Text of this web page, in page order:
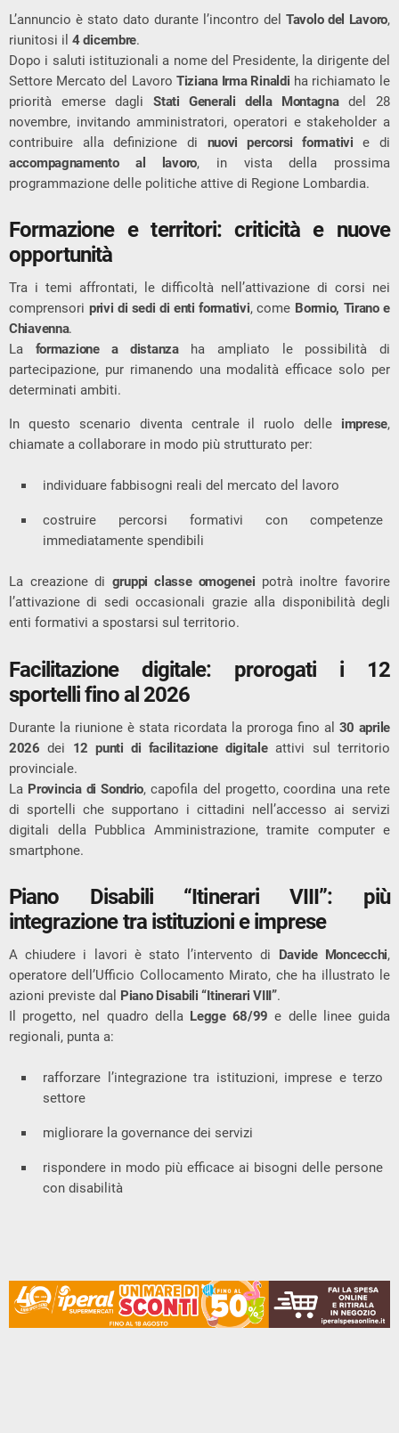
L’annuncio è stato dato durante l’incontro delTavolo del Lavoro,
riunitosi il 4 dicembre.
Dopo i saluti istituzionali a nome del Presidente, la dirigente del
Settore Mercato del Lavoro Tiziana Irma Rinaldi ha richiamato le
priorità emerse dagliStati Generali della Montagnadel 28
novembre, invitando amministratori, operatori e stakeholder a
contribuire alla definizione di nuovi percorsi formativi e di
accompagnamento al lavoro, in vista della prossima
programmazione delle politiche attive di Regione Lombardia.
Formazione e territori: criticità e nuove
opportunità
Tra i temi affrontati, le difficoltà nell’attivazione di corsi nei
comprensori privi di sedi di enti formativi, come Bormio, Tirano e
Chiavenna.
La formazione a distanzaha ampliato le possibilità di
partecipazione, pur rimanendo una modalità efficace solo per
determinati ambiti.
In questo scenario diventa centrale il ruolo delle imprese,
chiamate a collaborare in modo più strutturato per:
individuare fabbisogni reali del mercato del lavoro
costruire percorsi formativi con competenze
immediatamente spendibili
La creazione di gruppi classe omogenei potrà inoltre favorire
l’attivazione di sedi occasionali grazie alla disponibilità degli
enti formativi a spostarsi sul territorio.
Facilitazione digitale: prorogati i 12
sportelli fino al 2026
Durante la riunione è stata ricordata la proroga fino al 30 aprile
2026 dei 12 punti di facilitazione digitaleattivi sul territorio
provinciale.
La Provincia di Sondrio, capofila del progetto, coordina una rete
di sportelli che supportano i cittadini nell’accesso ai servizi
digitali della Pubblica Amministrazione, tramite computer e
smartphone.
Piano Disabili “Itinerari VIII”: più
integrazione tra istituzioni e imprese
A chiudere i lavori è stato l’intervento di Davide Moncecchi,
operatore dell’Ufficio Collocamento Mirato, che ha illustrato le
azioni previste dal Piano Disabili “Itinerari VIII”.
Il progetto, nel quadro della Legge 68/99 e delle linee guida
regionali, punta a:
rafforzare l’integrazione tra istituzioni, imprese e terzo
settore
migliorare la governance dei servizi
rispondere in modo più efficace ai bisogni delle persone
con disabilità